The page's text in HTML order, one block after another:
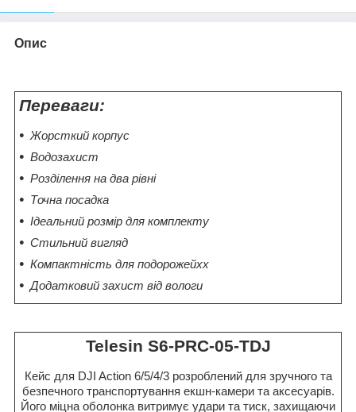
Опис
Переваги:
Жорсткий корпус
Водозахист
Розділення на два рівні
Точна посадка
Ідеальний розмір для комплекту
Стильний вигляд
Компактність для подорожейxx
Додатковий захист від вологи
Telesin S6-PRC-05-TDJ
Кейс для DJI Action 6/5/4/3 розроблений для зручного та
безпечного транспортування екшн-камери та аксесуарів.
Його міцна оболонка витримує удари та тиск, захищаючи